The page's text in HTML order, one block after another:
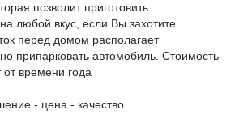
позволит приготовить
любой вкус, если Вы захотите
перед домом располагает
припарковать автомобиль. Стоимость
от времени года
- цена - качество.